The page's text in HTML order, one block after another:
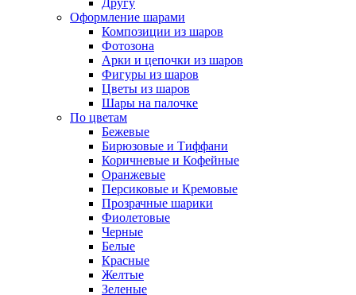
Другу
Оформление шарами
Композиции из шаров
Фотозона
Арки и цепочки из шаров
Фигуры из шаров
Цветы из шаров
Шары на палочке
По цветам
Бежевые
Бирюзовые и Тиффани
Коричневые и Кофейные
Оранжевые
Персиковые и Кремовые
Прозрачные шарики
Фиолетовые
Черные
Белые
Красные
Желтые
Зеленые